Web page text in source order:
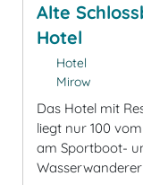
Alte
Hotel
Hotel
Mirow
Das Hotel mit
liegt nur 100
am Sportboot-